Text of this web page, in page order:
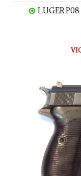
LUGER
WALTHER - P38